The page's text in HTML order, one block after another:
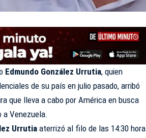
Edmundo González Urrutia, quien
de su país en julio pasado, arribó
que lleva a cabo por América en busca
a Venezuela.
Urrutiaaterrizó al filo de las 14:30 hora